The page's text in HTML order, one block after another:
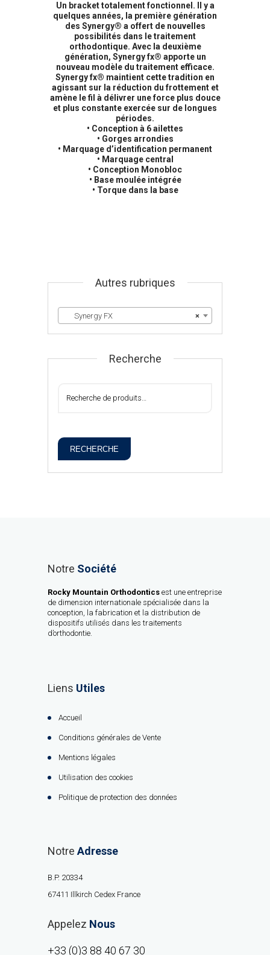
Un bracket totalement fonctionnel. Il y a
quelques années, la première génération
des Synergy® a offert de nouvelles
possibilités dans le traitement
orthodontique. Avec la deuxième
génération, Synergy fx® apporte un
nouveau modèle du traitement efficace.
Synergy fx® maintient cette tradition en
agissant sur la réduction du frottement et
amène le fil à délivrer une force plus douce
et plus constante exercée sur de longues
périodes.
• Conception à 6 ailettes
• Gorges arrondies
• Marquage d’identification permanent
• Marquage central
• Conception Monobloc
• Base moulée intégrée
• Torque dans la base
Autres rubriques
×
Synergy FX
Recherche
RECHERCHE
Notre Société
Rocky Mountain Orthodontics est une entreprise
de dimension internationale spécialisée dans la
conception, la fabrication et la distribution de
dispositifs utilisés dans les traitements
d’orthodontie.
Liens Utiles
Accueil
Conditions générales de Vente
Mentions légales
Utilisation des cookies
Politique de protection des données
Notre Adresse
B.P. 20334
67411 Illkirch Cedex France
Appelez Nous
+33 (0)3 88 40 67 30